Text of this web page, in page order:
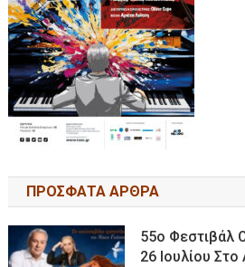
ΠΡΟΣΦΑΤΑ ΑΡΘΡΑ
55ο Φεστιβάλ
26 Ιουλίου